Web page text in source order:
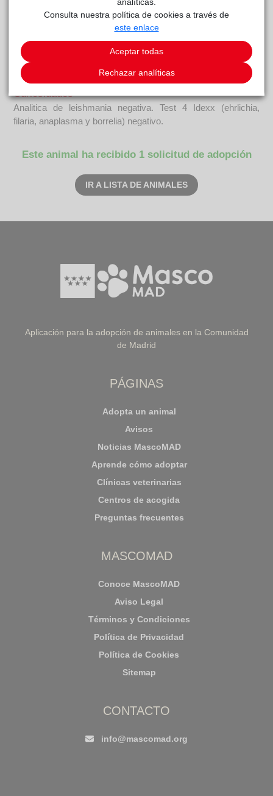
reside actualmente en el centro de acogida
ALBA
COMENTARIOS
Curiosidades
Analitica de leishmania negativa. Test 4 Idexx (ehrlichia,
filaria, anaplasma y borrelia) negativo.
Este animal ha recibido 1 solicitud de adopción
IR A LISTA DE ANIMALES
Aplicación para la adopción de animales en la Comunidad
de Madrid
PÁGINAS
Adopta un animal
Avisos
Noticias MascoMAD
Aprende cómo adoptar
Clínicas veterinarias
Centros de acogida
Preguntas frecuentes
MASCOMAD
Conoce MascoMAD
Aviso Legal
Términos y Condiciones
Política de Privacidad
Política de Cookies
Sitemap
CONTACTO
info@mascomad.org
Consulta nuestra política de cookies a través de
este enlace
Aceptar todas
Rechazar analíticas